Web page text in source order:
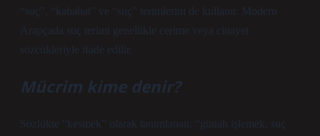
“suç”, “kabahat” ve “suç” terimlerini de kullanır. Modern
Arapçada suç terimi genellikle cerime veya cinayet
sözcükleriyle ifade edilir.
Mücrim kime denir?
Sözlükte “kesmek” olarak tanımlanan; “günah işlemek, suç